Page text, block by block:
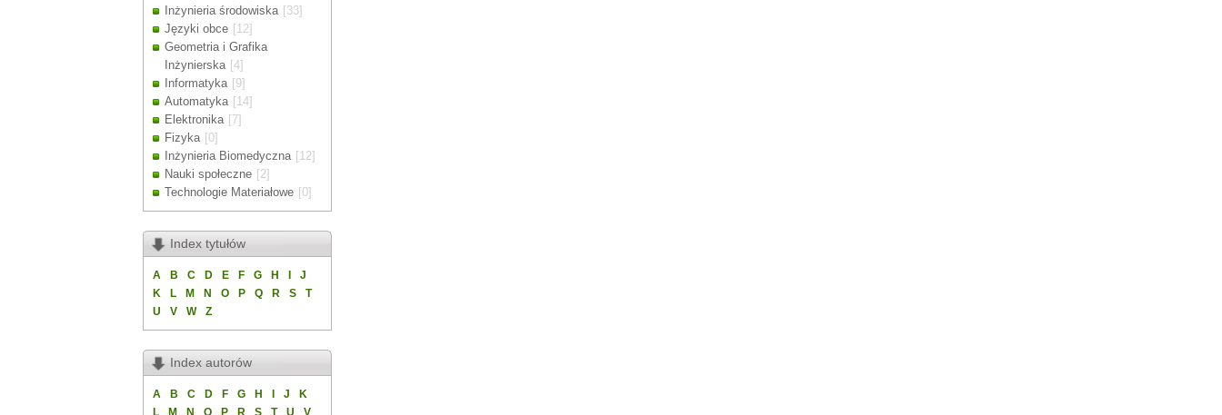
Inżynieria środowiska [33]
Języki obce [12]
Geometria i Grafika
Inżynierska [4]
Informatyka [9]
Automatyka [14]
Elektronika [7]
Fizyka [0]
Inżynieria Biomedyczna [12]
Nauki społeczne [2]
Technologie Materiałowe [0]
Index tytułów
A B C D E F G H
J
K
L M N O P Q R S
T
U
V W Z
Index autorów
A B C D F G H J
K
L
M N O P R S T U
V